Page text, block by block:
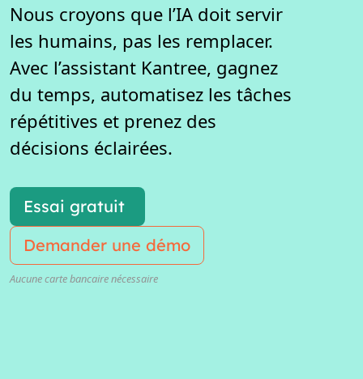
Nous croyons que l’IA doit servir
les humains, pas les remplacer.
Avec l’assistant Kantree, gagnez
du temps, automatisez les tâches
répétitives et prenez des
décisions éclairées.
Essai gratuit
Demander une démo
Aucune carte bancaire nécessaire